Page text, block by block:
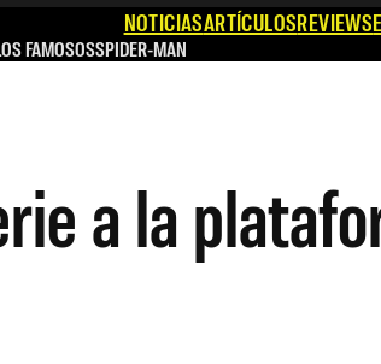
NOTICIASARTÍCULOSREVIEWS
FAMOSOSSPIDER-MAN
a la